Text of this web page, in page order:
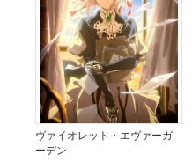
ヴァイオレット・エヴァーガ
ーデン